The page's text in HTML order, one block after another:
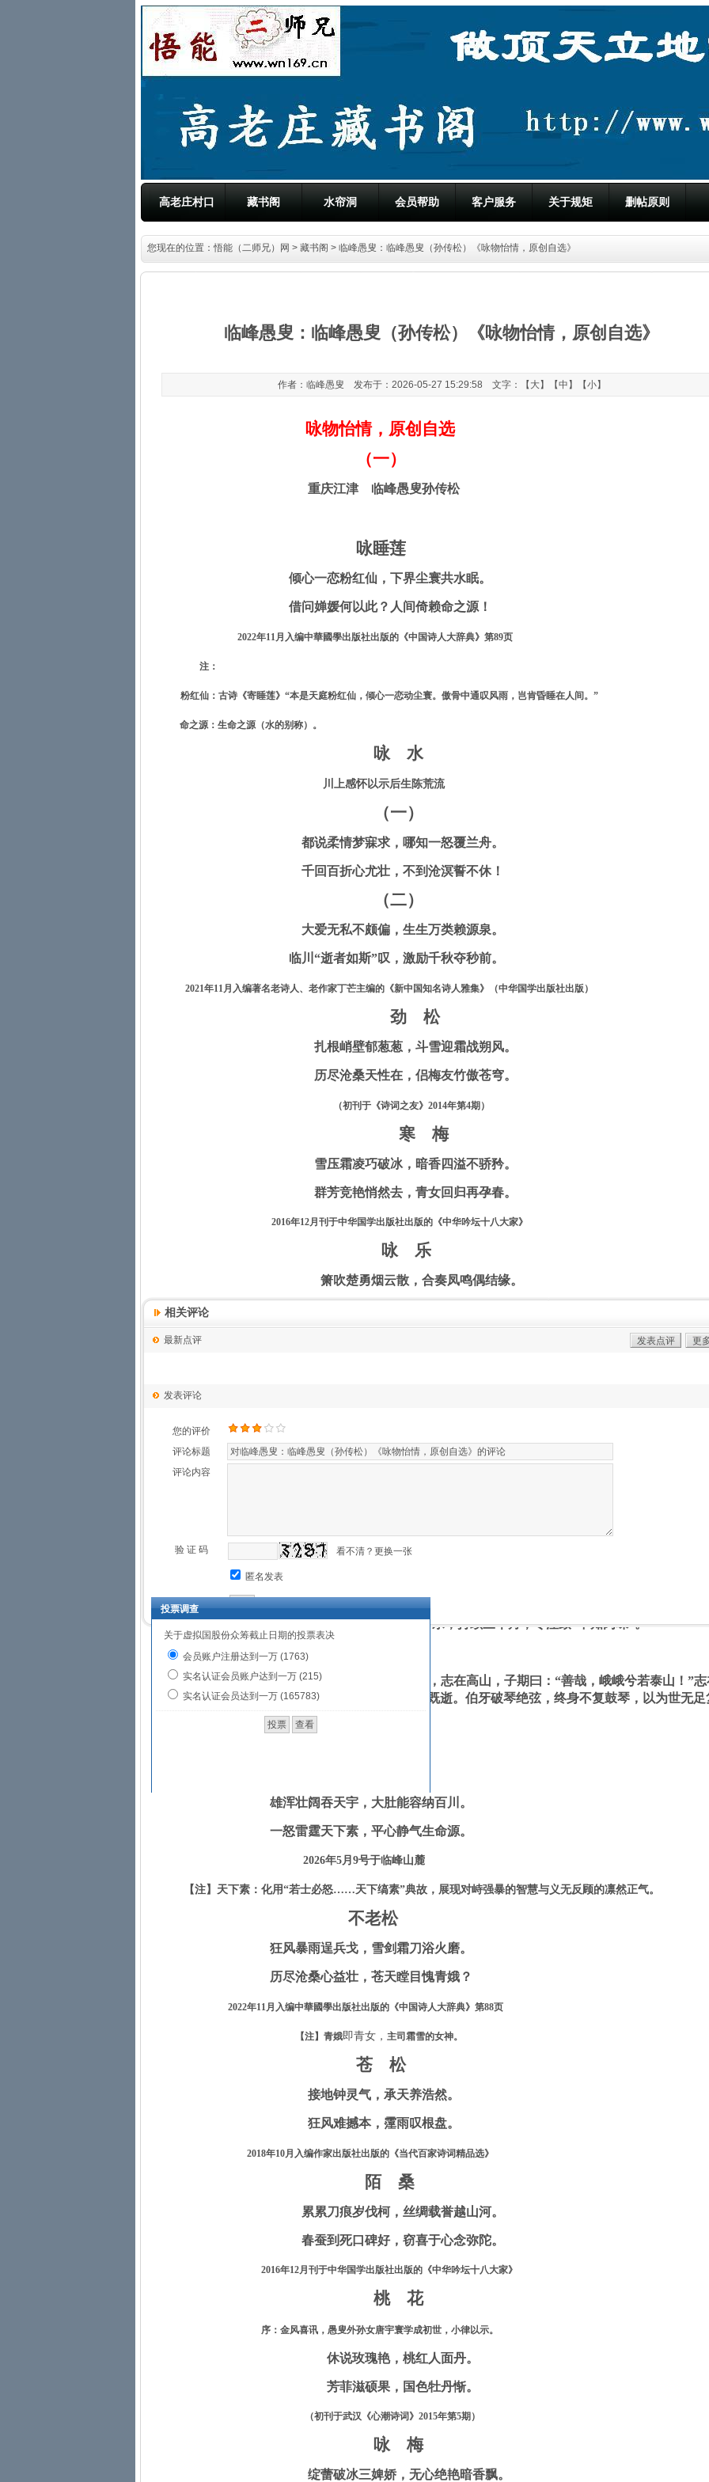
高老庄村口 藏书阁 水帘洞 会员帮助 客户服务 关于规矩 删帖原则
您现在的位置：悟能（二师兄）网 > 藏书阁 > 临峰愚叟：临峰愚叟（孙传松）《咏物怡情，原创自选》
临峰愚叟：临峰愚叟（孙传松）《咏物怡情，原创自选》
作者：临峰愚叟 发布于：2026-05-27 15:29:58 文字：【 大】【中 】【小】
咏物怡情，原创自选
（一）
重庆江津 临峰愚叟孙传松
咏睡莲
倾心一恋粉红仙，下界尘寰共水眠。
借问婵媛何以此？人间倚赖命之源！
2022年11月入编中華國學出版社出版的《中国诗人大辞典》第89页
注：
粉红仙：古诗《寄睡莲》“本是天庭粉红仙，倾心一恋动尘寰。傲骨中通叹风雨，岂肯昏睡在人间。”
命之源：生命之源（水的别称）。
咏 水
川上感怀以示后生陈荒流
（一）
都说柔情梦寐求，哪知一怒覆兰舟。
千回百折心尤壮，不到沧溟誓不休！
（二）
大爱无私不颇偏，生生万类赖源泉。
临川“逝者如斯”叹，激励千秋夺秒前。
2021年11月入编著名老诗人、老作家丁芒主编的《新中国知名诗人雅集》（中华国学出版社出版）
劲 松
扎根峭壁郁葱葱，斗雪迎霜战朔风。
历尽沧桑天性在，侣梅友竹傲苍穹。
（初刊于《诗词之友》 2014年第4期）
寒 梅
雪压霜凌巧破冰，暗香四溢不骄矜。
群芳竞艳悄然去，青女回归再孕春。
2016年12月刊于中华国学出版社出版的《中华吟坛十八大家》
咏 乐
箫吹楚勇烟云散，合奏凤鸣偶结缘。
注释：
楚）
合奏凤鸣偶结缘：
春秋时期，秦穆公之女弄玉擅长吹笙，誓嫁能与音律相和之人。隐士萧史善吹箫，声如凤鸣，
引百鸟来集。弄玉梦闻箫声并与萧史相遇。穆公寻而妻之以女。婚后二人常于凤台合奏，声如凤鸣
至圣习韶忘肉味：
《论语·述而》所载“子在齐闻《韶》，三月不知肉味。”不知肉味就是吃肉不觉有滋味，形容专
注其事而忘却其它也。
《史记·孔子世家》亦云，孔子为研习《韶》乐，持续三个月，专注致“不知肉味”。
伯牙疾首绝弦翻：
昔者，伯牙善鼓琴，钟子期善听。伯牙鼓琴，志在高山，子期曰：“善哉，峨峨兮若泰山！”志
流水，子期又曰：“善哉］洋洋兮若江河！”子期既逝。伯牙破琴绝弦，终身不复鼓琴，以为世无足
雄浑壮阔吞天宇，大肚能容纳百川。
一怒雷霆天下素，平心静气生命源。
2026年5月 9号于临峰山麓
【注】天下素：化用“若士必怒……天下缟素”典故，展现对峙强暴的智慧与义无反顾的凛然正气。
不老松
狂风暴雨逞兵戈，雪剑霜刀浴火磨。
历尽沧桑心益壮，苍天瞠目愧青娥？
2022年11月入编中華國學出版社出版的《中国诗人大辞典》第88页
【注】青娥即青女， 主司霜雪的女神。
苍 松
接地钟灵气，承天养浩然。
狂风难撼本，霪雨叹根盘。
2018年10月入编作家出版社出版的《当代百家诗词精品选》
陌 桑
累累刀痕岁伐柯，丝绸载誉越山河。
春蚕到死口碑好，窃喜于心念弥陀。
2016年12月刊于中华国学出版社出版的《中华吟坛十八大家》
桃 花
序：金风喜讯，愚叟外孙女唐宇寰学成初世，小律以示。
休说玫瑰艳，桃红人面丹。
芳菲滋硕果，国色牡丹惭。
（初刊于武汉《心潮诗词》 2015年第5期）
咏 梅
绽蕾破冰三婢娇，无心绝艳暗香飘。
相关评论
最新点评 更
发表点评
发表评论
您的评价
评论标题
评论内容
验 证 码 看不清？更换一张
匿名发表
投票调查
关于虚拟国股份众筹截止日期的投票表决
会员账户注册达到一万 (1763)
实名认证会员账户达到一万 (215)
实名认证会员达到一万 (165783)
Copyright ©2008-2026